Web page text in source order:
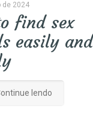
de 2024
find sex
easily and
lendo